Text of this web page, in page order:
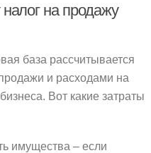
на продажу
база рассчитывается
и расходами на
Вот какие затраты
имущества – если